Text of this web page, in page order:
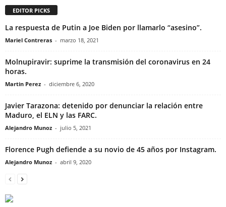
EDITOR PICKS
La respuesta de Putin a Joe Biden por llamarlo “asesino”.
Mariel Contreras - marzo 18, 2021
Molnupiravir: suprime la transmisión del coronavirus en 24
horas.
Martin Perez - diciembre 6, 2020
Javier Tarazona: detenido por denunciar la relación entre
Maduro, el ELN y las FARC.
Alejandro Munoz - julio 5, 2021
Florence Pugh defiende a su novio de 45 años por Instagram.
Alejandro Munoz - abril 9, 2020